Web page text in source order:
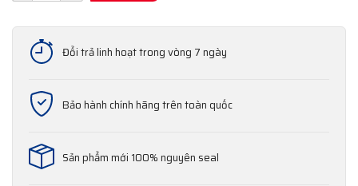
Đổi trả linh hoạt trong vòng 7 ngày
Bảo hành chính hãng trên toàn quốc
Sản phẩm mới 100% nguyên seal